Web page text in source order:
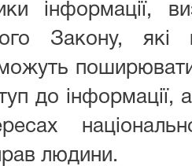
інформації,
Закону, які
до інформації, а
людини.